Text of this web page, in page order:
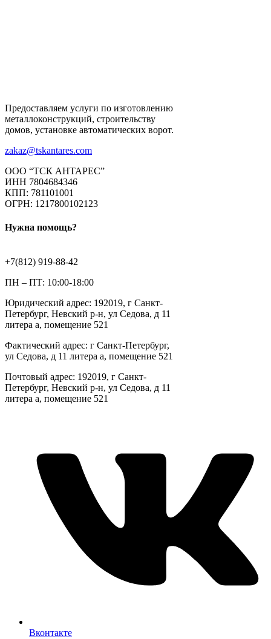
Предоставляем услуги по изготовлению
металлоконструкций, строительству
домов, установке автоматических ворот.
zakaz@tskantares.com
ООО “ТСК АНТАРЕС”
ИНН 7804684346
КПП: 781101001
ОГРН: 1217800102123
Нужна помощь?
+7(812) 919-88-42
ПН – ПТ: 10:00-18:00
Юридический адрес: 192019, г Санкт-
Петербург, Невский р-н, ул Седова, д 11
литера а, помещение 521
Фактический адрес: г Санкт-Петербург,
ул Седова, д 11 литера а, помещение 521
Почтовый адрес: 192019, г Санкт-
Петербург, Невский р-н, ул Седова, д 11
литера а, помещение 521
Вконтакте